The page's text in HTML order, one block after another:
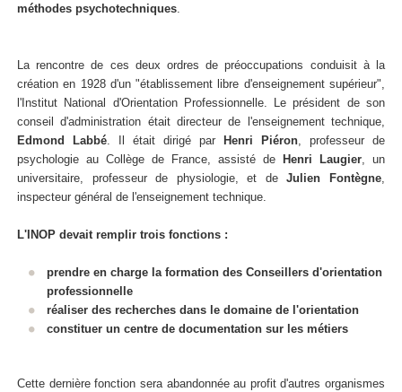
méthodes psychotechniques
La rencontre de ces deux ordres de préoccupations conduisit à la
création en 1928 d'un "établissement libre d'enseignement supérieur",
l'Institut National d'Orientation Professionnelle. Le président de son
conseil d'administration était directeur de l'enseignement technique,
Edmond Labbé . Il était dirigé par Henri Piéron , professeur de
psychologie au Collège de France, assisté de Henri Laugier , un
universitaire, professeur de physiologie, et deJulien Fontègne
inspecteur général de l'enseignement technique.
L'INOP devait remplir trois fonctions :
prendre en charge la formation des Conseillers d'orientation
professionnelle
réaliser des recherches dans le domaine de l'orientation
constituer un centre de documentation sur les métiers
Cette dernière fonction sera abandonnée au profit d'autres organismes